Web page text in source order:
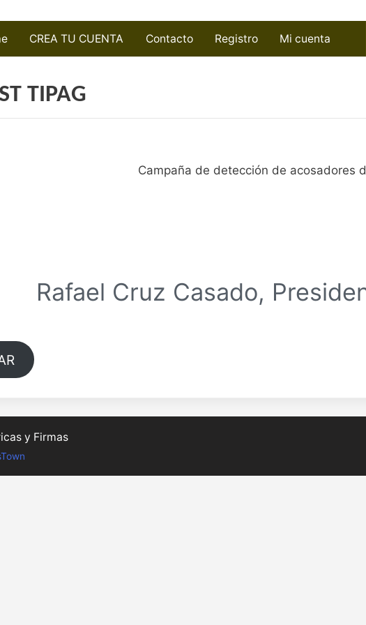
CREA TU CUENTA Contacto Registro Mi cuenta
TIPAG
Campaña de detección de acosadores
Rafael Cruz Casado,
y Firmas